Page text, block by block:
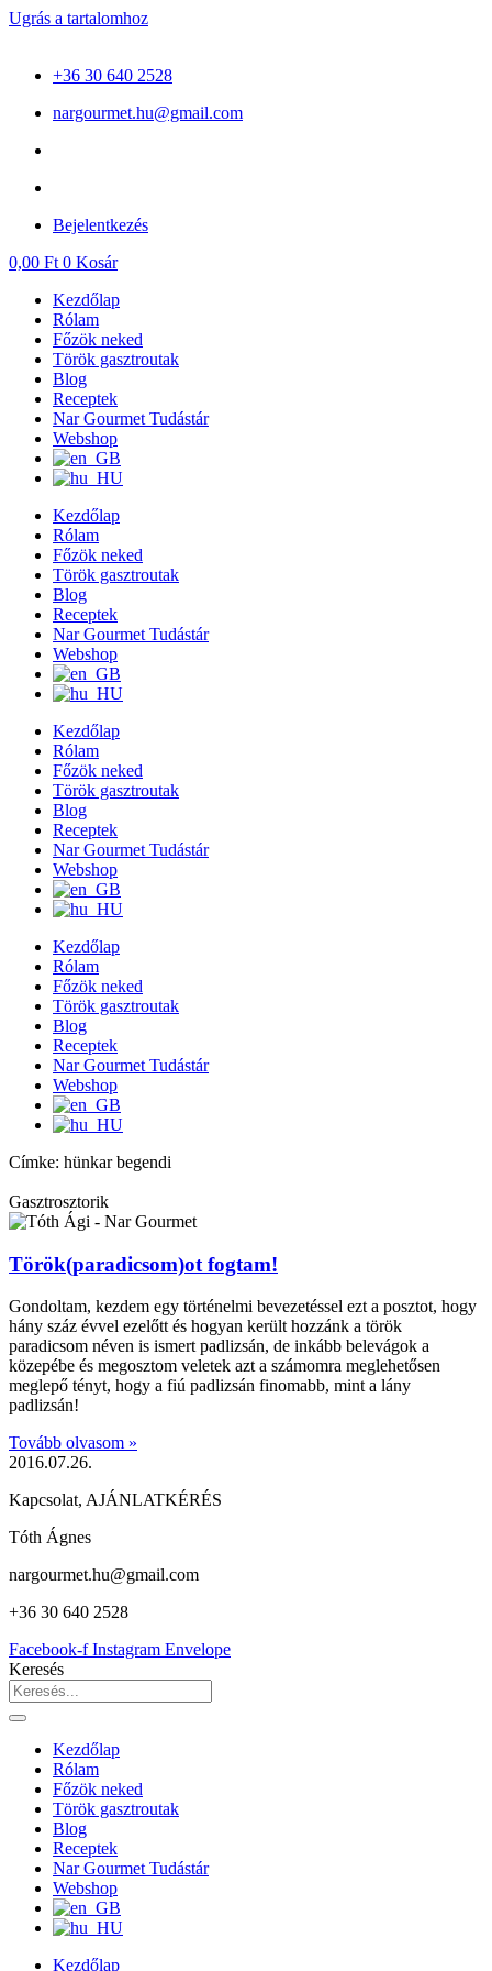
Ugrás a tartalomhoz
+36 30 640 2528
nargourmet.hu@gmail.com
Bejelentkezés
0,00 Ft 0 Kosár
Kezdőlap
Rólam
Főzök neked
Török gasztroutak
Blog
Receptek
Nar Gourmet Tudástár
Webshop
Kezdőlap
Rólam
Főzök neked
Török gasztroutak
Blog
Receptek
Nar Gourmet Tudástár
Webshop
Kezdőlap
Rólam
Főzök neked
Török gasztroutak
Blog
Receptek
Nar Gourmet Tudástár
Webshop
Kezdőlap
Rólam
Főzök neked
Török gasztroutak
Blog
Receptek
Nar Gourmet Tudástár
Webshop
Címke: hünkar begendi
Gasztrosztorik
Török(paradicsom)ot fogtam!
Gondoltam, kezdem egy történelmi bevezetéssel ezt a posztot, hogy
hány száz évvel ezelőtt és hogyan került hozzánk a török
paradicsom néven is ismert padlizsán, de inkább belevágok a
közepébe és megosztom veletek azt a számomra meglehetősen
meglepő tényt, hogy a fiú padlizsán finomabb, mint a lány
padlizsán!
Tovább olvasom »
2016.07.26.
Kapcsolat, AJÁNLATKÉRÉS
Tóth Ágnes
nargourmet.hu@gmail.com
+36 30 640 2528
Facebook-f Instagram Envelope
Keresés
Kezdőlap
Rólam
Főzök neked
Török gasztroutak
Blog
Receptek
Nar Gourmet Tudástár
Webshop
Kezdőlap